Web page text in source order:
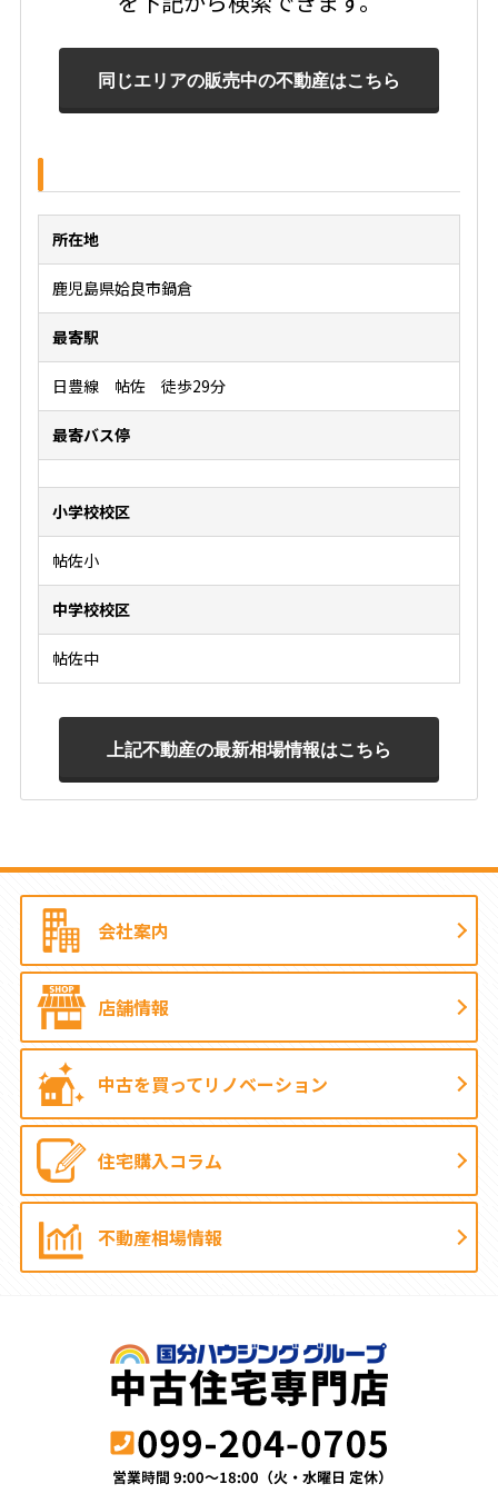
所在地
鹿児島県姶良市鍋倉
最寄駅
日豊線 帖佐 徒歩29分
最寄バス停
小学校校区
帖佐小
中学校校区
帖佐中
会社案内
店舗情報
中古を買ってリノベーション
住宅購入コラム
不動産相場情報